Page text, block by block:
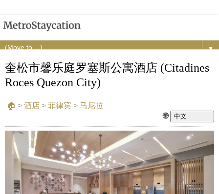
▼
奎松市馨乐庭罗塞斯公寓酒店 (Citadines
Roces Quezon City)
🏠︎ > 酒店 > 菲律宾 > 马尼拉
🌐
中文